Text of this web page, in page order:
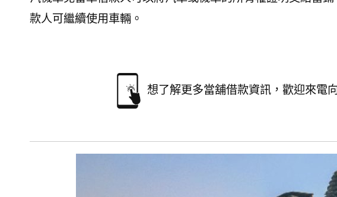
款人可繼續使用車輛。
想了解更多當舖借款資訊，歡迎來電